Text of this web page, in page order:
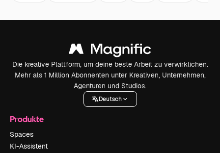
Die kreative Plattform, um deine beste Arbeit zu verwirklichen.
Mehr als 1 Million Abonnenten unter Kreativen, Unternehmen,
Agenturen und Studios.
Deutsch
Produkte
Spaces
KI-Assistent